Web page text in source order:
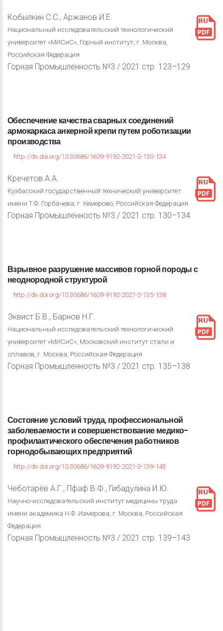
Кобылкин С.С., Аржанов И.Е.
Национальный исследовательский технологический
университет «МИСиС», Горный институт, г. Москва,
Российская Федерация
Горная Промышленность №3 / 2021 стр. 123–129
Обеспечениекачествасварныхсоединений
армокаркасаанкернойкрепи путем роботизации
производства
http://dx.doi.org/10.30686/1609-9192-2021-3-130-134
Кречетов А.А.
Кузбасский государственный технический университет
имени Т.Ф. Горбачева, г. Кемерово, Российская Федерация
Горная Промышленность №3 / 2021 стр. 130–134
Взрывное разрушениемассивов горнойпородыс
неоднороднойструктурой
http://dx.doi.org/10.30686/1609-9192-2021-3-135-138
Эквист Б.В., Барнов Н.Г.
Национальный исследовательский технологический
университет «МИСиС», Московский институт стали и
сплавов, г. Москва, Российская Федерация
Горная Промышленность №3 / 2021 стр. 135–138
Состояниеусловийтруда,профессиональной
заболеваемости исовершенствованиемедико-
профилактическогообеспеченияработников
горнодобывающихпредприятий
http://dx.doi.org/10.30686/1609-9192-2021-3-139-143
Чеботарёв А.Г., Пфаф В.Ф., Гибадулина И.Ю.
Научно-исследовательский институт медицины труда
имени академика Н.Ф. Измерова, г. Москва, Российская
Федерация
Горная Промышленность №3 / 2021 стр. 139–143